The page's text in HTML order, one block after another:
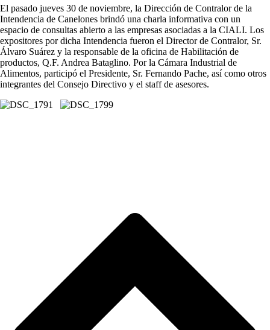
El pasado jueves 30 de noviembre, la Dirección de Contralor de la
Intendencia de Canelones brindó una charla informativa con un
espacio de consultas abierto a las empresas asociadas a la CIALI. Los
expositores por dicha Intendencia fueron el Director de Contralor, Sr.
Álvaro Suárez y la responsable de la oficina de Habilitación de
productos, Q.F. Andrea Bataglino. Por la Cámara Industrial de
Alimentos, participó el Presidente, Sr. Fernando Pache, así como otros
integrantes del Consejo Directivo y el staff de asesores.